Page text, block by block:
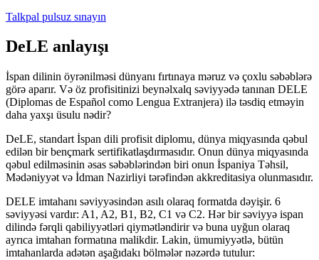
Talkpal pulsuz sınayın
DeLE anlayışı
İspan dilinin öyrənilməsi dünyanı fırtınaya məruz və çoxlu səbəblərə
görə aparır. Və öz profisitinizi beynəlxalq səviyyədə tanınan DELE
(Diplomas de Español como Lengua Extranjera) ilə təsdiq etməyin
daha yaxşı üsulu nədir?
DeLE, standart İspan dili profisit diplomu, dünya miqyasında qəbul
edilən bir bençmark sertifikatlaşdırmasıdır. Onun dünya miqyasında
qəbul edilməsinin əsas səbəblərindən biri onun İspaniya Təhsil,
Mədəniyyət və İdman Nazirliyi tərəfindən akkreditasiya olunmasıdır.
DELE imtahanı səviyyəsindən asılı olaraq formatda dəyişir. 6
səviyyəsi vardır: A1, A2, B1, B2, C1 və C2. Hər bir səviyyə ispan
dilində fərqli qabiliyyətləri qiymətləndirir və buna uyğun olaraq
ayrıca imtahan formatına malikdir. Lakin, ümumiyyətlə, bütün
imtahanlarda adətən aşağıdakı bölmələr nəzərdə tutulur: